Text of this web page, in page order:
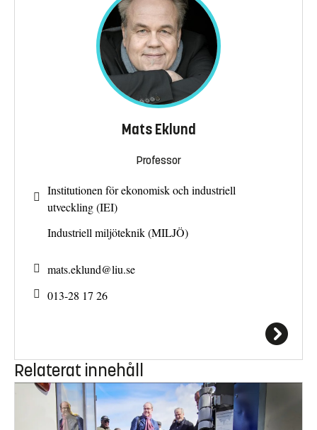
Mats Eklund
Professor
Institutionen för ekonomisk och industriell
utveckling (IEI)
Industriell miljöteknik (MILJÖ)
mats.eklund@liu.se
013-28 17 26
Relaterat innehåll